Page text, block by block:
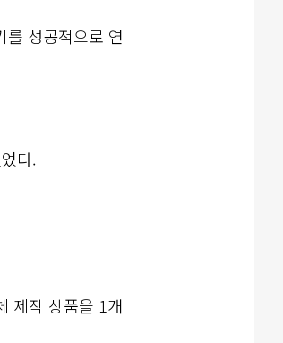
를 성공적으로 연
다.
제작 상품을 1개